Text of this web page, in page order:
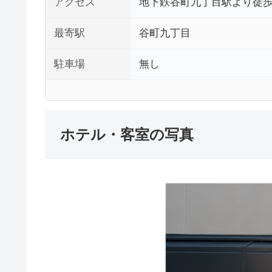
最寄駅 谷町九丁目
駐車場 無し
ホテル・客室の写真